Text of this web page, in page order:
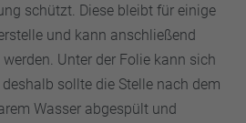
schützt. Diese bleibt für einige
und kann anschließend
Unter der Folie kann sich
sollte die Stelle nach dem
Wasser abgespült und